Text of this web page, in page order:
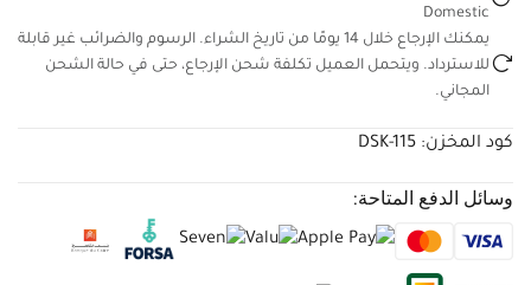
Domestic
يمكنك الإرجاع خلال 14 يومًا من تاريخ الشراء. الرسوم والضرائب غير
قابلة للاسترداد. ويتحمل العميل تكلفة شحن الإرجاع، حتى في حالة
الشحن المجاني.
كود المخزن: DSK-115
وسائل الدفع المتاحة: